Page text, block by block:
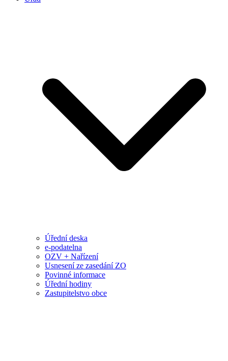
Úřední deska
e-podatelna
OZV + Nařízení
Usnesení ze zasedání ZO
Povinné informace
Úřední hodiny
Zastupitelstvo obce